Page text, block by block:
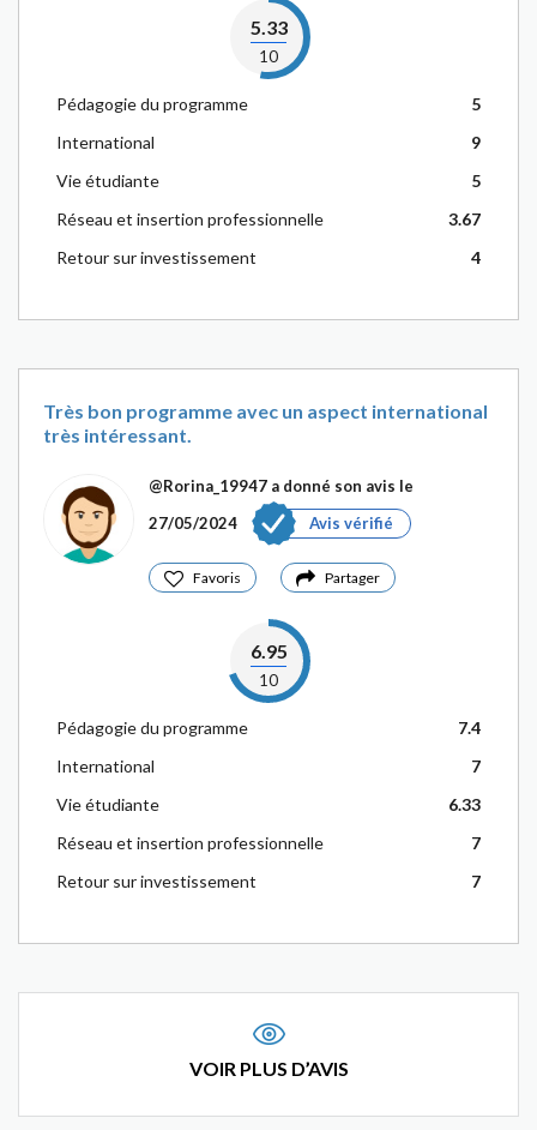
5.33
10
Pédagogie du programme
5
International
9
Vie étudiante
5
Réseau et insertion professionnelle
3.67
Retour sur investissement
4
Très bon programme avec un aspect international
très intéressant.
@Rorina_19947 a donné son avis le
27/05/2024
Avis vérifié
Favoris Partager
6.95
10
Pédagogie du programme
7.4
International
7
Vie étudiante
6.33
Réseau et insertion professionnelle
7
Retour sur investissement
7
VOIR PLUS D’AVIS